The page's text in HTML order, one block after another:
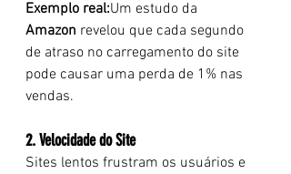
Exemplo real:Um estudo da
Amazon revelou que cada segundo
de atraso no carregamento do site
pode causar uma perda de 1% nas
vendas.
2. Velocidade do Site
Sites lentos frustram os usuários e